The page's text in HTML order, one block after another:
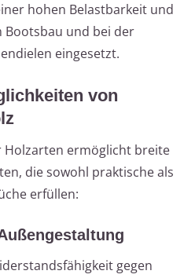
hohen Belastbarkeit und
und bei der
eingesetzt.
von
Holzarten ermöglicht breite
die sowohl praktische als
erfüllen:
gegen